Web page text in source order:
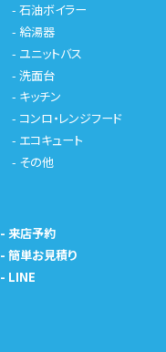
-石油ボイラー
- 給湯器
- ユニットバス
-洗面台
- キッチン
- コンロ・レンジフード
- エコキュート
- その他
-来店予約
-簡単お見積り
- LINE